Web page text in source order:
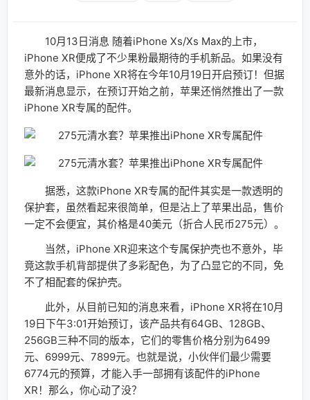
10月13日消息 随着iPhone Xs/Xs Max的上市，
iPhone XR便成了不少果粉最期待的手机新品。如果没有
意外的话，iPhone XR将在今年10月19日开启预订！但据
最新消息显示，在预订开始之前，苹果还悄然推出了一款
iPhone XR专属的配件。
据悉，这款iPhone XR专属的配件其实是一款透明的
保护套，虽然看起来很简单，但是沾上了苹果出品，售价
一定不会便宜，其价格是40美元（折合人民币275元）。
当然，iPhone XR迎来这个专属保护壳也不意外，毕
竟这款手机背部提供了多彩配色，为了凸显它的不同，免
不了相配套的保护壳。
此外，从目前已知的消息来看，iPhone XR将在10月
19日下午3:01开始预订，该产品共有64GB、128GB、
256GB三种不同的版本，它们的零售价格分别为6499
元、6999元、7899元。也就是说，小伙伴们最少需要
6774元的预算，才能入手一部拥有该配件的iPhone
XR！那么，你心动了没？